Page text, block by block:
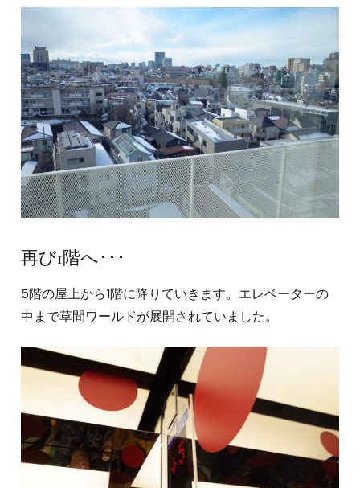
再び1階へ･･･
5階の屋上から1階に降りていきます。エレベーターの
中まで草間ワールドが展開されていました。